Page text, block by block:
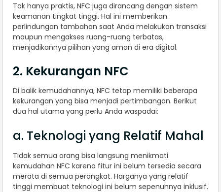
Tak hanya praktis, NFC juga dirancang dengan sistem
keamanan tingkat tinggi. Hal ini memberikan
perlindungan tambahan saat Anda melakukan transaksi
maupun mengakses ruang-ruang terbatas,
menjadikannya pilihan yang aman di era digital.
2. Kekurangan NFC
Di balik kemudahannya, NFC tetap memiliki beberapa
kekurangan yang bisa menjadi pertimbangan. Berikut
dua hal utama yang perlu Anda waspadai:
a. Teknologi yang Relatif Mahal
Tidak semua orang bisa langsung menikmati
kemudahan NFC karena fitur ini belum tersedia secara
merata di semua perangkat. Harganya yang relatif
tinggi membuat teknologi ini belum sepenuhnya inklusif.